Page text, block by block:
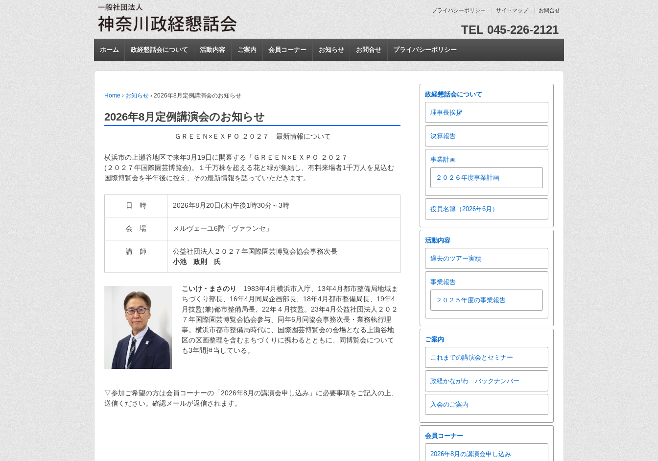
プライバシーポリシー サイトマップ お問合せ
TEL 045-226-2121
ホーム 政経懇話会について 活動内容 ご案内 会員コーナー お知らせ お問合せ プライバシーポリシー
Home › お知らせ › 2026年8月定例講演会のお知らせ
2026年8月定例講演会のお知らせ
ＧＲＥＥＮ×ＥＸＰＯ ２０２７ 最新情報について
横浜市の上瀬谷地区で来年3月19日に開幕する「ＧＲＥＥＮ×ＥＸＰＯ ２０２７
(２０２７年国際園芸博覧会)。１千万株を超える花と緑が集結し、有料来場者1千万人を見込む
国際博覧会を半年後に控え、その最新情報を語っていただきます。
日 時 2026年8月20日(木)午後1時30分～3時
会 場 メルヴェーユ6階「ヴァランセ」
講 師
公益社団法人２０２７年国際園芸博覧会協会事務次長
小池 政則 氏
こいけ・まさのり 1983年4月横浜市入庁、13年4月都市整備局地域ま
ちづくり部長、16年4月同局企画部長、18年4月都市整備局長、19年4
月技監(兼)都市整備局長、22年４月技監。23年4月公益社団法人２０２
７年国際園芸博覧会協会参与、同年6月同協会事務次長・業務執行理
事。横浜市都市整備局時代に、国際園芸博覧会の会場となる上瀬谷地
区の区画整理を含むまちづくりに携わるとともに、同博覧会について
も3年間担当している。
▽参加ご希望の方は会員コーナーの「2026年8月の講演会申し込み」に必要事項をご記入の上、
送信ください。確認メールが返信されます。
政経懇話会について
理事長挨拶
決算報告
事業計画
２０２６年度事業計画
役員名簿（2026年6月）
活動内容
過去のツアー実績
事業報告
２０２５年度の事業報告
ご案内
これまでの講演会とセミナー
政経かながわ バックナンバー
入会のご案内
会員コーナー
2026年8月の講演会申し込み